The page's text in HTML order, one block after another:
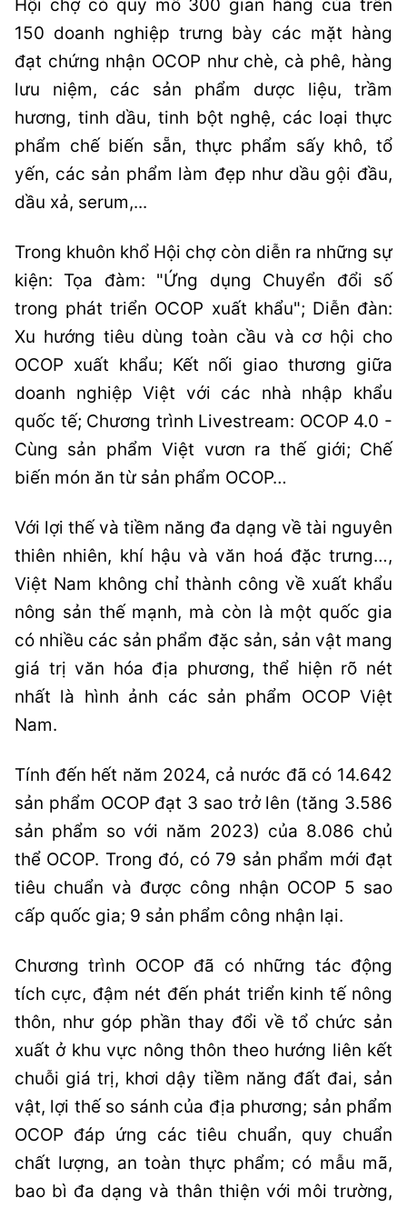
Hội chợ có quy mô 300 gian hàng của trên
150 doanh nghiệp trưng bày các mặt hàng
đạt chứng nhận OCOP như chè, cà phê, hàng
lưu niệm, các sản phẩm dược liệu, trầm
hương, tinh dầu, tinh bột nghệ, các loại thực
phẩm chế biến sẵn, thực phẩm sấy khô, tổ
yến, các sản phẩm làm đẹp như dầu gội đầu,
dầu xả, serum,...
Trong khuôn khổ Hội chợ còn diễn ra những sự
kiện: Tọa đàm: "Ứng dụng Chuyển đổi số
trong phát triển OCOP xuất khẩu"; Diễn đàn:
Xu hướng tiêu dùng toàn cầu và cơ hội cho
OCOP xuất khẩu; Kết nối giao thương giữa
doanh nghiệp Việt với các nhà nhập khẩu
quốc tế; Chương trình Livestream: OCOP 4.0 -
Cùng sản phẩm Việt vươn ra thế giới; Chế
biến món ăn từ sản phẩm OCOP…
Với lợi thế và tiềm năng đa dạng về tài nguyên
thiên nhiên, khí hậu và văn hoá đặc trưng…,
Việt Nam không chỉ thành công về xuất khẩu
nông sản thế mạnh, mà còn là một quốc gia
có nhiều các sản phẩm đặc sản, sản vật mang
giá trị văn hóa địa phương, thể hiện rõ nét
nhất là hình ảnh các sản phẩm OCOP Việt
Nam.
Tính đến hết năm 2024, cả nước đã có 14.642
sản phẩm OCOP đạt 3 sao trở lên (tăng 3.586
sản phẩm so với năm 2023) của 8.086 chủ
thể OCOP. Trong đó, có 79 sản phẩm mới đạt
tiêu chuẩn và được công nhận OCOP 5 sao
cấp quốc gia; 9 sản phẩm công nhận lại.
Chương trình OCOP đã có những tác động
tích cực, đậm nét đến phát triển kinh tế nông
thôn, như góp phần thay đổi về tổ chức sản
xuất ở khu vực nông thôn theo hướng liên kết
chuỗi giá trị, khơi dậy tiềm năng đất đai, sản
vật, lợi thế so sánh của địa phương; sản phẩm
OCOP đáp ứng các tiêu chuẩn, quy chuẩn
chất lượng, an toàn thực phẩm; có mẫu mã,
bao bì đa dạng và thân thiện với môi trường,